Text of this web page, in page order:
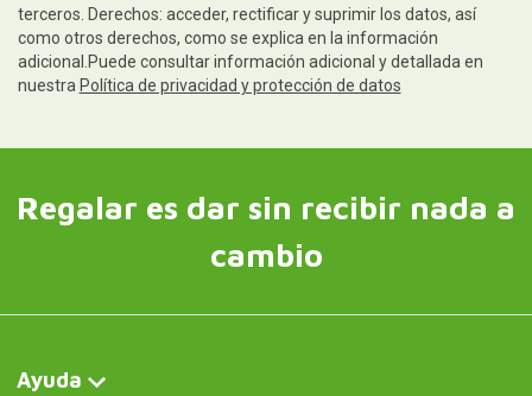
terceros. Derechos: acceder, rectificar y suprimir los datos, así
como otros derechos, como se explica en la información
adicional.Puede consultar información adicional y detallada en
nuestra Política de privacidad y protección de datos
Regalar es dar sin recibir nada a
cambio
Ayuda